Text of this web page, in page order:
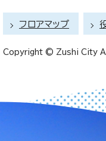
フロアマップ
Copyright © Zushi City